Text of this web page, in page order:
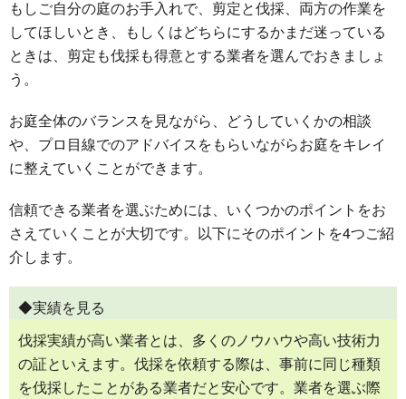
もしご自分の庭のお手入れで、剪定と伐採、両方の作業を
してほしいとき、もしくはどちらにするかまだ迷っている
ときは、剪定も伐採も得意とする業者を選んでおきましょ
う。
お庭全体のバランスを見ながら、どうしていくかの相談
や、プロ目線でのアドバイスをもらいながらお庭をキレイ
に整えていくことができます。
信頼できる業者を選ぶためには、いくつかのポイントをお
さえていくことが大切です。以下にそのポイントを4つご紹
介します。
◆実績を見る
伐採実績が高い業者とは、多くのノウハウや高い技術力
の証といえます。伐採を依頼する際は、事前に同じ種類
を伐採したことがある業者だと安心です。業者を選ぶ際